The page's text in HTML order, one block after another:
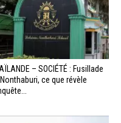
– SOCIÉTÉ : Fusillade
ce que révèle